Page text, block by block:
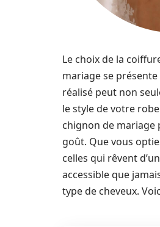
Le choix de la
mariage se
réalisé peut non
le style de votre
chignon de mariage
goût. Que vous
celles qui rêvent
accessible que
type de cheveux.